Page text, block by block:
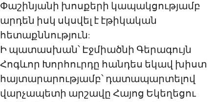
Փաշինյանի խոսքերի կապակցությամբ
արդեն իսկ սկսվել է էթիկական
հետաքննություն:
Ի պատասխան՝ Էջմիածնի Գերագույն
Հոգևոր Խորհուրդը հանդես եկավ խիստ
հայտարարությամբ՝ դատապարտելով
վարչապետի արշավը Հայոց Եկեղեցու